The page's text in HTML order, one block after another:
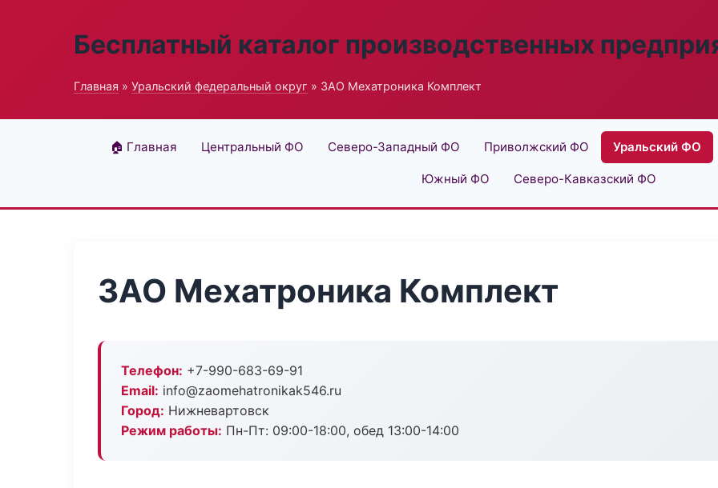
Бесплатный каталог производственных
Главная » Уральский федеральный округ » ЗАО Мехатроника Комплект
🏠 Главная Центральный ФО Северо-Западный ФО Приволжский ФО Уральский ФО
Южный ФО Северо-Кавказский ФО
ЗАО Мехатроника Комплект
Телефон: +7-990-683-69-91
Email: info@zaomehatronikak546.ru
Город: Нижневартовск
Режим работы: Пн-Пт: 09:00-18:00, обед 13:00-14:00